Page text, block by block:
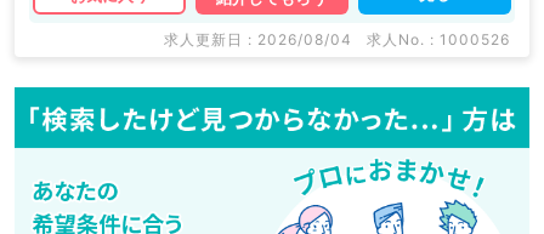
求人更新日 : 2026/08/04 求人No. : 1000526